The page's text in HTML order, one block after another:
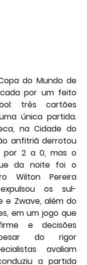
do Mundo de
por um feito
três cartões
única partida.
na Cidade do
anfitriã derrotou
por 2 a 0, mas o
da noite foi o
Wilton Pereira
os sul-
e Zwave, além do
em um jogo que
e decisões
do rigor
avaliam
a partida